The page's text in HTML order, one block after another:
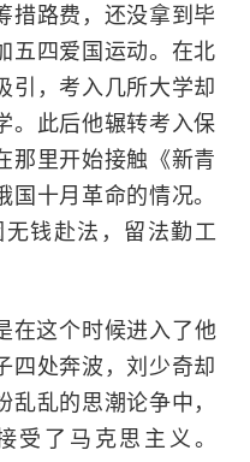
措路费，还没拿到毕
五四爱国运动。在北
引，考入几所大学却
。此后他辗转考入保
那里开始接触《新青
十月革命的情况。
钱赴法，留法勤工
在这个时候进入了他
四处奔波，刘少奇却
乱乱的思潮论争中，
受了马克思主义。